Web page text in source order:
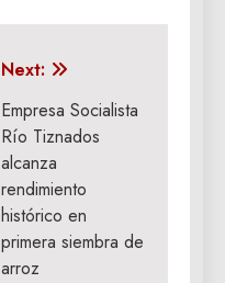
Next:
Empresa Socialista
Río Tiznados
alcanza
rendimiento
histórico en
primera siembra de
arroz